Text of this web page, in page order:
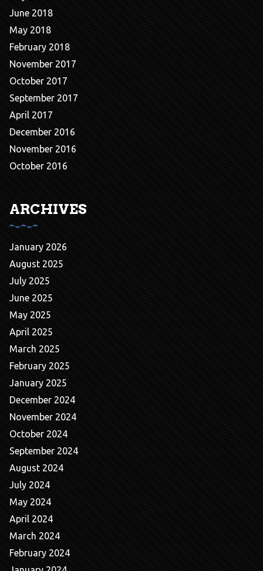
June 2018
May 2018
February 2018
November 2017
October 2017
September 2017
April 2017
December 2016
November 2016
October 2016
ARCHIVES
January 2026
August 2025
July 2025
June 2025
May 2025
April 2025
March 2025
February 2025
January 2025
December 2024
November 2024
October 2024
September 2024
August 2024
July 2024
May 2024
April 2024
March 2024
February 2024